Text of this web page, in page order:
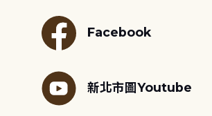
Facebook
新北市圖Youtube